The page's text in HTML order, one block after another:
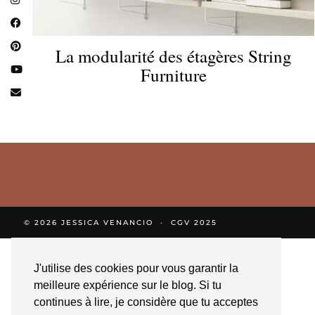
J'utilise des cookies pour vous garantir la
meilleure expérience sur le blog. Si tu
continues à lire, je considère que tu acceptes
La modularité des étagères String
Furniture
© 2026 JESSICA VENANCIO CGV 2025